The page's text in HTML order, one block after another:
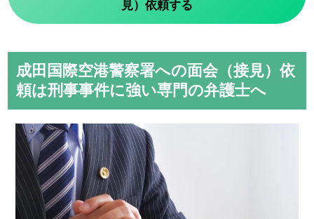
見）依頼する
成田国際空港警察署への面会（接見）依
頼は刑事事件に強い専門の弁護士へ